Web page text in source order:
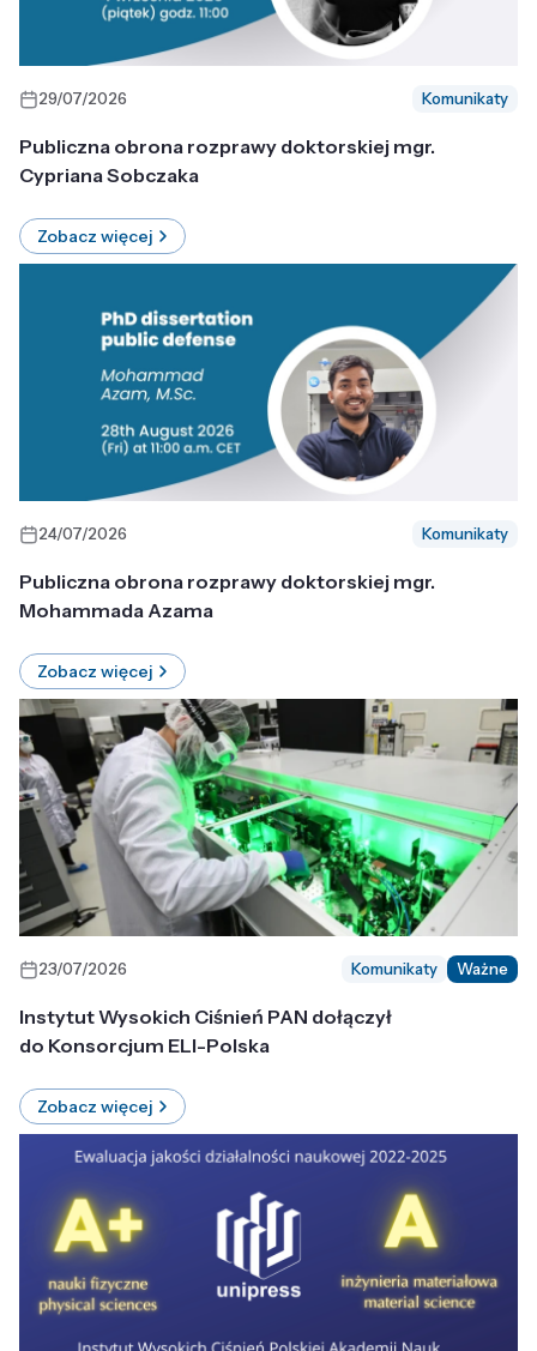
29/07/2026 Komunikaty
Publiczna obrona rozprawy doktorskiej mgr.
Cypriana Sobczaka
Zobacz więcej
24/07/2026 Komunikaty
Publiczna obrona rozprawy doktorskiej mgr.
Mohammada Azama
Zobacz więcej
23/07/2026 Komunikaty Ważne
Instytut Wysokich Ciśnień PAN dołączył
do Konsorcjum ELI-Polska
Zobacz więcej